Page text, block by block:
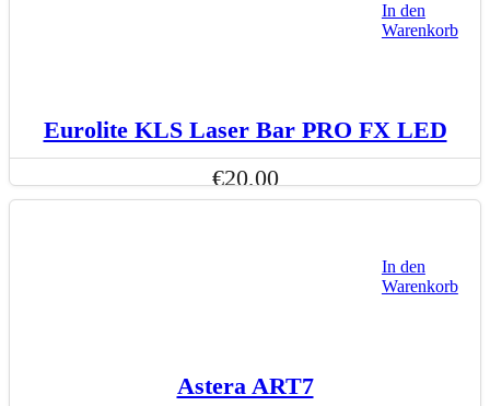
In den
Warenkorb
Eurolite KLS Laser Bar PRO FX LED
€20,00
In den
Warenkorb
Astera ART7